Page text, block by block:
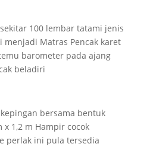
100 lembar tatami jenis
menjadi Matras Pencak karet
barometer pada ajang
beladiri
bersama bentuk
x 1,2 m Hampir cocok
perlak ini pula tersedia